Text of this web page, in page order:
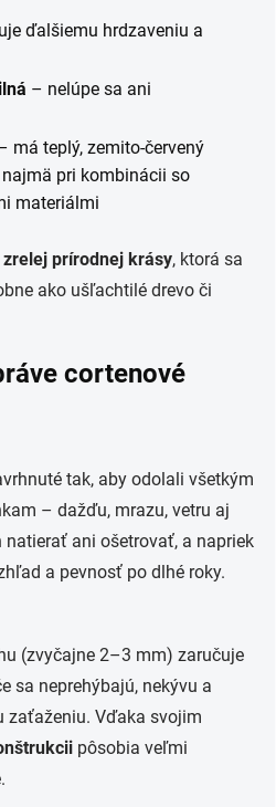
ďalšiemu hrdzaveniu a
– nelúpe sa ani
má teplý, zemito-červený
pri kombinácii so
materiálmi
prírodnej krásy, ktorá sa
ako ušľachtilé drevo či
cortenové
tak, aby odolali všetkým
– dažďu, mrazu, vetru aj
natierať ani ošetrovať, a napriek
a pevnosť po dlhé roky.
(zvyčajne 2–3 mm) zaručuje
sa neprehýbajú, nekývu a
zaťaženiu. Vďaka svojim
pôsobia veľmi